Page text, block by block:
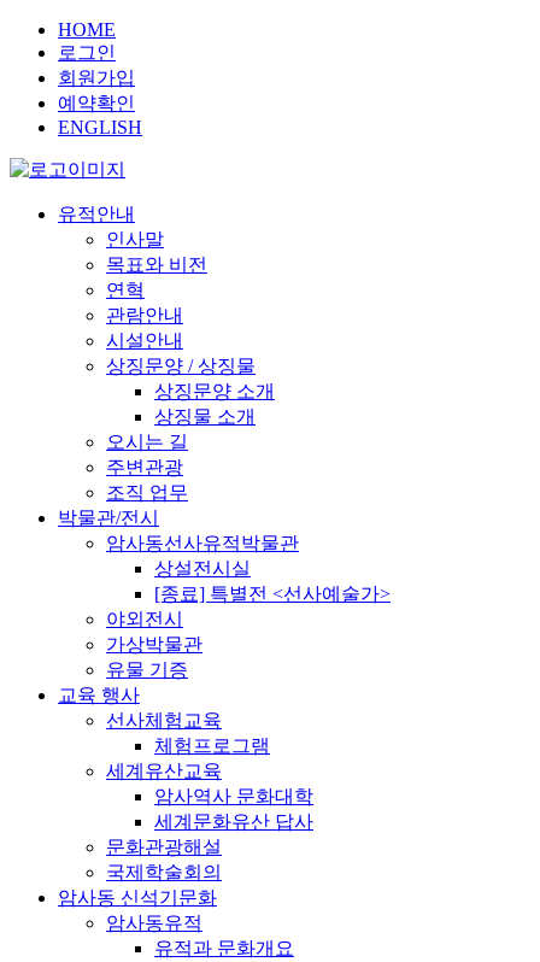
HOME
로그인
회원가입
예약확인
ENGLISH
유적안내
인사말
목표와 비전
연혁
관람안내
시설안내
상징문양 / 상징물
상징문양 소개
상징물 소개
오시는 길
주변관광
조직 업무
박물관/전시
암사동선사유적박물관
상설전시실
[종료] 특별전 <선사예술가>
야외전시
가상박물관
유물 기증
교육 행사
선사체험교육
체험프로그램
세계유산교육
암사역사 문화대학
세계문화유산 답사
문화관광해설
국제학술회의
암사동 신석기문화
암사동유적
유적과 문화개요